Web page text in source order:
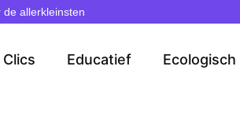
allerkleinsten
Educatief Ecologisch